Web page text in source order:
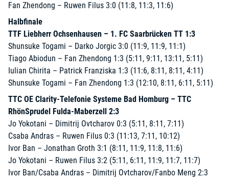
Fan Zhendong – Ruwen Filus 3:0 (11:8, 11:3, 11:6)
Halbfinale
TTF Liebherr Ochsenhausen – 1. FC Saarbrücken TT 1:3
Shunsuke Togami – Darko Jorgic 3:0 (11:9, 11:9, 11:1)
Tiago Abiodun – Fan Zhendong 1:3 (5:11, 9:11, 13:11, 5:11)
Iulian Chirita – Patrick Franziska 1:3 (11:6, 8:11, 8:11, 4:11)
Shunsuke Togami – Fan Zhendong 1:3 (12:10, 8:11, 6:11, 5:11)
TTC OE Clarity-Telefonie Systeme Bad Homburg – TTC
RhönSprudel Fulda-Maberzell 2:3
Jo Yokotani – Dimitrij Ovtcharov 0:3 (5:11, 8:11, 7:11)
Csaba Andras – Ruwen Filus 0:3 (11:13, 7:11, 10:12)
Ivor Ban – Jonathan Groth 3:1 (8:11, 11:9, 11:8, 11:6)
Jo Yokotani – Ruwen Filus 3:2 (5:11, 6:11, 11:9, 11:7, 11:7)
Ivor Ban/Csaba Andras – Dimitrij Ovtcharov/Fanbo Meng 2:3